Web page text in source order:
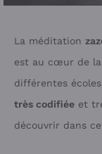
La méditation
est au cœur de
différentes
très codifiée et
découvrir dans